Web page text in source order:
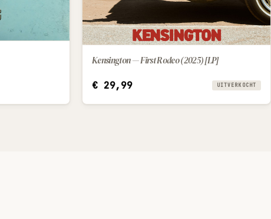
Kensington — First Rodeo (2025) [LP]
€29,99 UITVERKOCHT